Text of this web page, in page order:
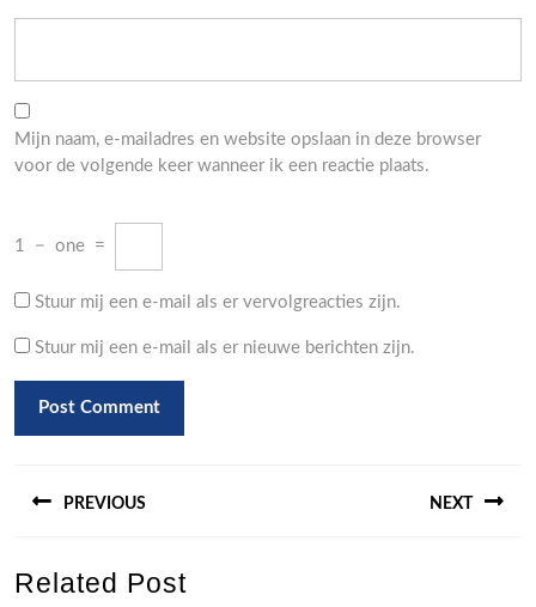
Mijn naam, e-mailadres en website opslaan in deze browser
voor de volgende keer wanneer ik een reactie plaats.
1 − one =
Stuur mij een e-mail als er vervolgreacties zijn.
Stuur mij een e-mail als er nieuwe berichten zijn.
PREVIOUS
post:
NEXT
Related Post